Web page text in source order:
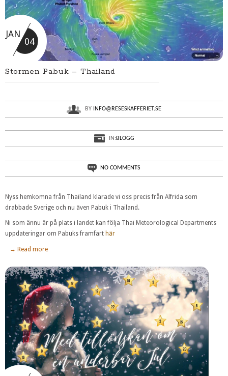
JAN
04
Stormen Pabuk – Thailand
BY INFO@RESESKAFFERIET.SE
IN:BLOGG
NO COMMENTS
Nyss hemkomna från Thailand klarade vi oss precis från Alfrida som
drabbade Sverige och nu även Pabuk i Thailand.
Ni som ännu är på plats i landet kan följa Thai Meteorological Departments
uppdateringar om Pabuks framfart här
→ Read more